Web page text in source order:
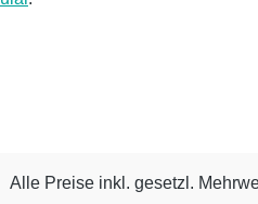
Alle Preise inkl. gesetzl.